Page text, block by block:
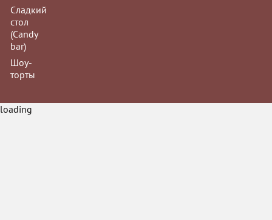
Сладкий
стол
(Сandy
bar)
Шоу-
торты
loading